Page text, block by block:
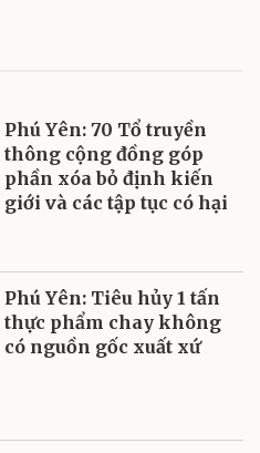
Phú Yên: 70 Tổ truyền
thông cộng đồng góp
phần xóa bỏ định kiến
giới và các tập tục có hại
Phú Yên: Tiêu hủy 1 tấn
thực phẩm chay không
có nguồn gốc xuất xứ